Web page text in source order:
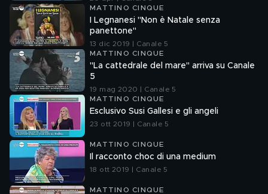
MATTINO CINQUE
I Legnanesi "Non è Natale senza
panettone"
13 dic 2019 | Canale 5
MATTINO CINQUE
"La cattedrale del mare" arriva su Canale
5
19 mag 2020 | Canale 5
MATTINO CINQUE
Esclusivo Susi Gallesi e gli angeli
23 ott 2019 | Canale 5
MATTINO CINQUE
Il racconto choc di una medium
18 ott 2019 | Canale 5
MATTINO CINQUE